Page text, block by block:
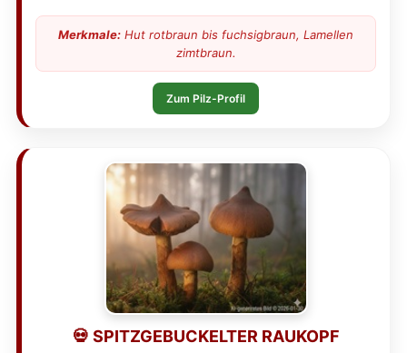
Merkmale: Hut rotbraun bis fuchsigbraun, Lamellen
zimtbraun.
Zum Pilz-Profil
💀 SPITZGEBUCKELTER RAUKOPF